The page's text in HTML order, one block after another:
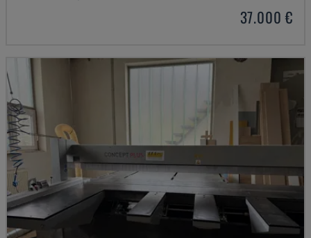
37.000 €